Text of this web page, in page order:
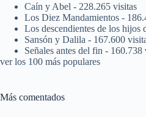
Caín y Abel - 228.265 visitas
Los Diez Mandamientos -
Los descendientes de los hijos
Sansón y Dalila - 167.600
Señales antes del fin - 160.738
ver los 100 más populares
Más comentados